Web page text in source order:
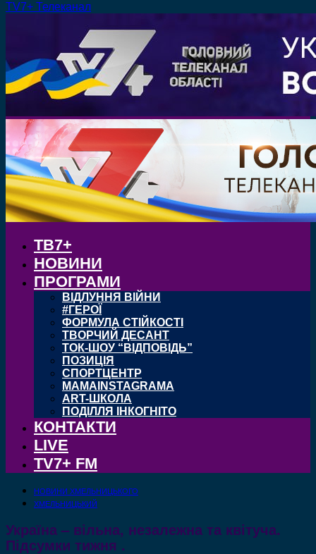
TV7+ Телеканал
ТВ7+
НОВИНИ
ПРОГРАМИ
ВІДЛУННЯ ВІЙНИ
#ГЕРОЇ
ФОРМУЛА СТІЙКОСТІ
ТВОРЧИЙ ДЕСАНТ
ТОК-ШОУ “ВІДПОВІДЬ”
ПОЗИЦІЯ
СПОРТЦЕНТР
MAMAINSTAGRAMA
ART-ШКОЛА
ПОДІЛЛЯ ІНКОГНІТО
КОНТАКТИ
LIVE
TV7+ FM
НОВИНИ ХМЕЛЬНИЦЬКОГО
ХМЕЛЬНИЦЬКИЙ
Україна – вільна, незалежна та квітуча.
Підсумки тижня .